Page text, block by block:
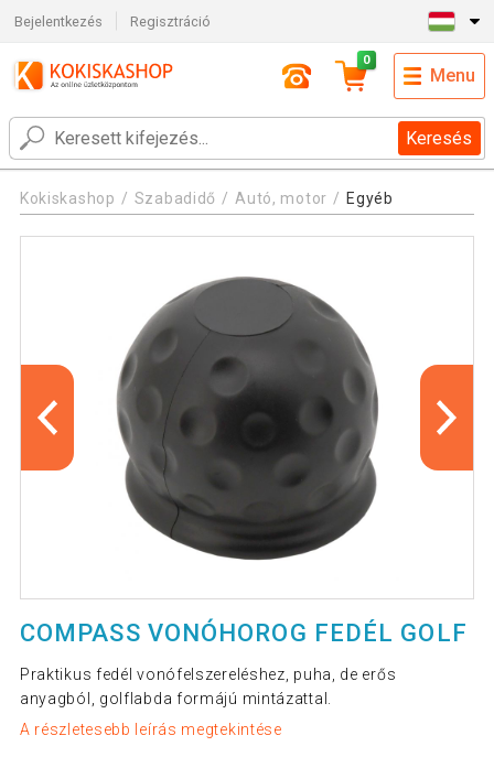
Bejelentkezés Regisztráció
Keresés
0
Menu
Kokiskashop Szabadidő Autó, motor Egyéb
COMPASS VONÓHOROG FEDÉL GOLF
Praktikus fedél vonófelszereléshez, puha, de erős
anyagból, golflabda formájú mintázattal.
A részletesebb leírás megtekintése